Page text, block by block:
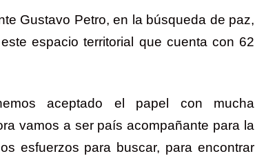
Gustavo Petro, en la búsqueda de paz,
espacio territorial que cuenta con 62
aceptado el papel con mucha
vamos a ser país acompañante para la
esfuerzos para buscar, para encontrar